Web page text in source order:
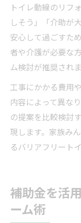
トイレ動線のリフ
しそう」「介助が
安心して過ごすた
者や介護が必要な
ム検討が推奨されま
工事にかかる費用
内容によって異な
の提案を比較検討
現します。家族み
るバリアフリート
補助金を活
ーム術